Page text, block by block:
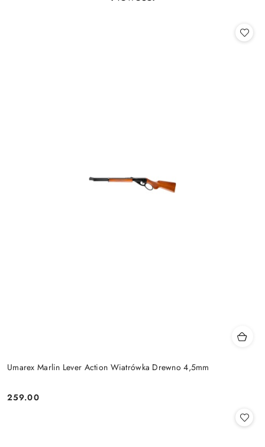
Umarex Marlin Lever Action Wiatrówka Drewno 4,5mm
Cena:
259.00